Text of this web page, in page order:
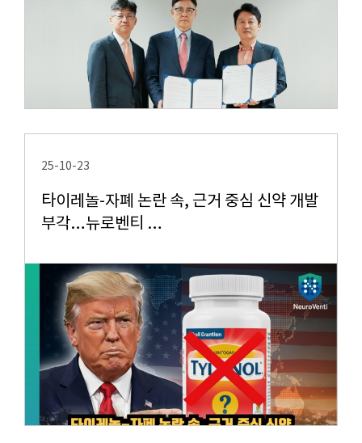
25-10-23
타이레놀-자폐 논란 속, 근거 중심 신약 개발
부각…뉴로벤티 …